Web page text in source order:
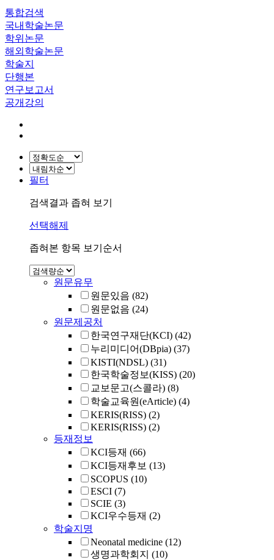
통합검색
국내학술논문
학위논문
해외학술논문
학술지
단행본
연구보고서
공개강의
필터
검색결과 좁혀 보기
선택해제
좁혀본 항목 보기순서
원문유무
원문있음 (82)
원문없음 (24)
원문제공처
한국연구재단(KCI) (42)
누리미디어(DBpia) (37)
KISTI(NDSL) (31)
한국학술정보(KISS) (20)
교보문고(스콜라) (8)
학술교육원(eArticle) (4)
KERIS(RISS) (2)
KERIS(RISS) (2)
등재정보
KCI등재 (66)
KCI등재후보 (13)
SCOPUS (10)
ESCI (7)
SCIE (3)
KCI우수등재 (2)
학술지명
Neonatal medicine (12)
생명과학회지 (10)